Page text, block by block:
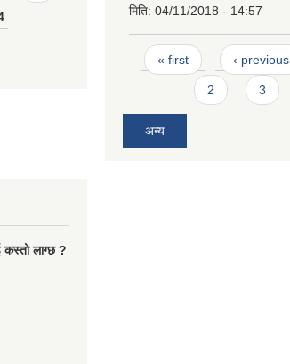
मिति: 04/11/2018 - 14:57
Pages
« first ‹ previous
2 3
अन्य
कस्तो लाग्छ ?